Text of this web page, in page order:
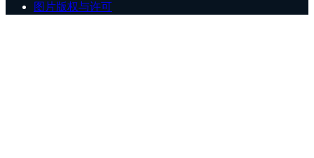
图片版权与许可